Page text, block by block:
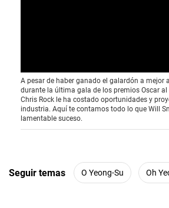
A pesar de haber ganado el galardón a mejor
durante la última gala de los premios Oscar
Chris Rock le ha costado oportunidades y
industria. Aquí te contamos todo lo que Will
lamentable suceso.
Seguir temas O Yeong-Su Oh